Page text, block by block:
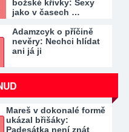
božské křivky: Sexy
jako v časech …
Adamzcyk o příčině
nevěry: Nechci hlídat
ani já ji
Mareš v dokonalé formě
ukázal břišáky:
Padesátka není znát